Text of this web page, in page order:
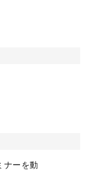
ナーを動